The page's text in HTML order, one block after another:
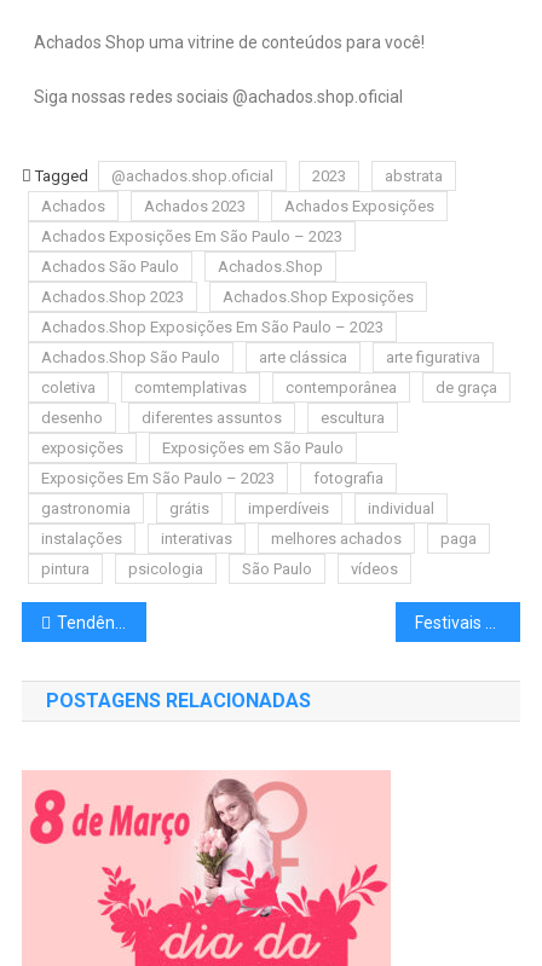
Achados Shop uma vitrine de conteúdos para você!
Siga nossas redes sociais @achados.shop.oficial
Tagged @achados.shop.oficial 2023
abstrata
Achados
Achados 2023
Achados Exposições
Achados Exposições Em São Paulo – 2023
Achados São Paulo
Achados.Shop
Achados.Shop 2023
Achados.Shop Exposições
Achados.Shop Exposições Em São Paulo – 2023
Achados.Shop São Paulo
arte clássica
arte figurativa
coletiva
comtemplativas contemporânea
de graça
desenho
diferentes assuntos
escultura
exposições
Exposições em São Paulo
Exposições Em São Paulo – 2023
fotografia
gastronomia
grátis imperdíveis
individual
instalações
interativas melhores achados
paga
pintura
psicologia São Paulo vídeos
Tendências de Casamento para 2023 Festivais e shows confirmados para 2023
POSTAGENS RELACIONADAS